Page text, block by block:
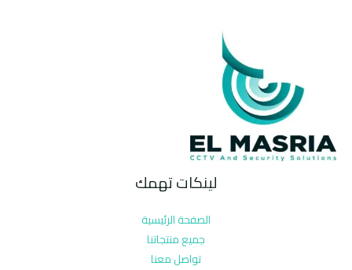
لينكات تهمك
الصفحة الرئيسية
جميع منتجاتنا
تواصل معنا